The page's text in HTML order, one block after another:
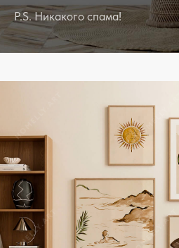
P.S. Никакого спама!